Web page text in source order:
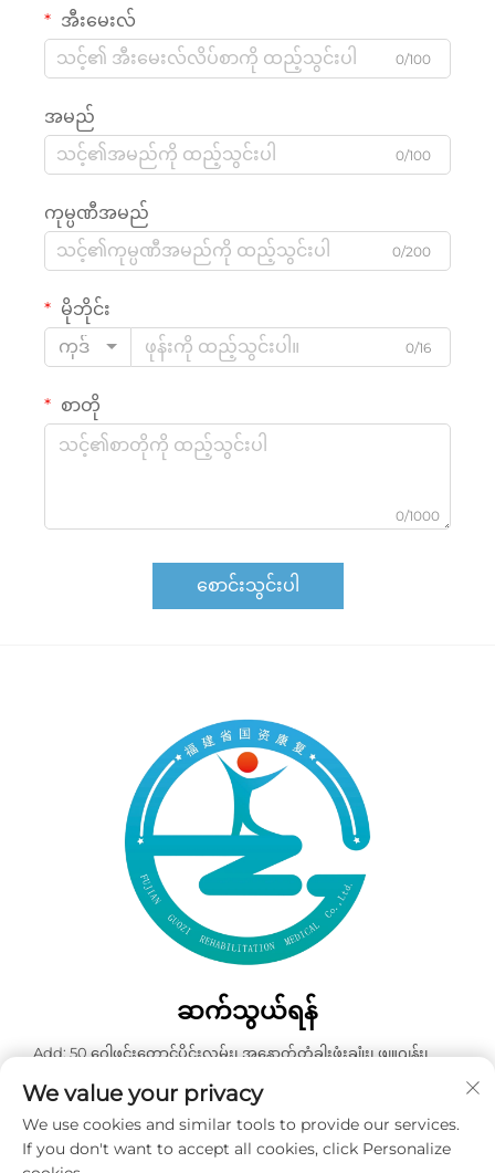
အီးမေးလ်
0/100
အမည်
0/100
ကုမ္ပဏီအမည်
0/200
မိုဘိုင်း
ကုဒ်
0/16
စာတို
0/1000
စောင်းသွင်းပါ
ဆက်သွယ်ရန်
Add: 50 ဂေါဖင်းတောင်ပိုင်းလမ်း၊ အနောက်တံခါးဖုံးချုံး၊ ဖျူဂျန်း၊
+86-19859128239
အီးမေးလ်:[email protected]
We value your privacy
We use cookies and similar tools to provide our services.
If you don't want to accept all cookies, click Personalize